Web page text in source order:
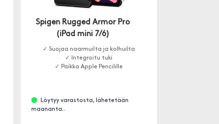
Spigen Rugged Armor Pro
(iPad mini 7/6)
✓ Suojaa naarmuilta ja kolhuilta
✓ Integroitu tuki
✓ Paikka Apple Pencilille
Löytyy varastosta, lähetetään
maananta..